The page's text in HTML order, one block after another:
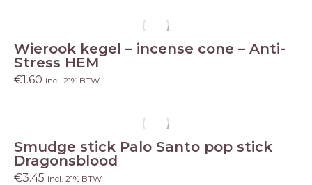
Wierook kegel – incense cone – Anti-
Stress HEM
€1.60 incl. 21% BTW
Smudge stick Palo Santo pop stick
Dragonsblood
€3.45 incl. 21% BTW